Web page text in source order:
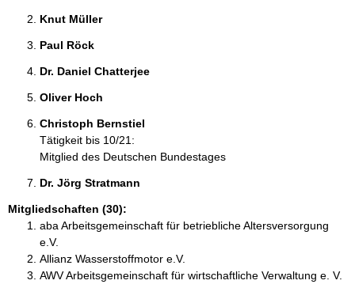
Knut Müller
Paul Röck
Dr. Daniel Chatterjee
Oliver Hoch
Christoph Bernstiel
Tätigkeit bis 10/21:
Mitglied des Deutschen Bundestages
Dr. Jörg Stratmann
Mitgliedschaften (30):
aba Arbeitsgemeinschaft für betriebliche Altersversorgung
e.V.
Allianz Wasserstoffmotor e.V.
AWV Arbeitsgemeinschaft für wirtschaftliche Verwaltung e. V.